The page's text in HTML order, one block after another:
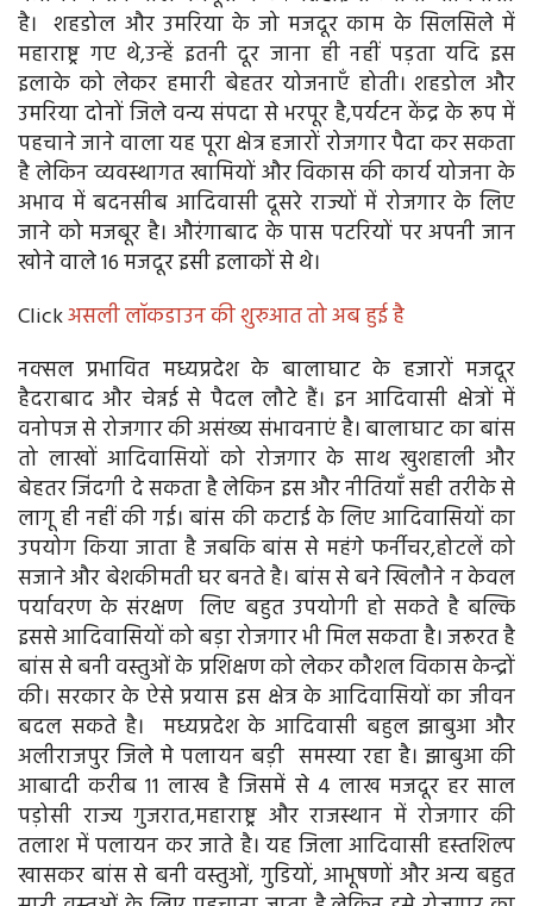
है। शहडोल और उमरिया के जो मजदूर काम के सिलसिले में
महाराष्ट्र गए थे,उन्हें इतनी दूर जाना ही नहीं पड़ता यदि इस
इलाके को लेकर हमारी बेहतर योजनाएँ होती। शहडोल और
उमरिया दोनों जिले वन्य संपदा से भरपूर है,पर्यटन केंद्र के रूप में
पहचाने जाने वाला यह पूरा क्षेत्र हजारों रोजगार पैदा कर सकता
है लेकिन व्यवस्थागत खामियों और विकास की कार्य योजना के
अभाव में बदनसीब आदिवासी दूसरे राज्यों में रोजगार के लिए
जाने को मजबूर है। औरंगाबाद के पास पटरियों पर अपनी जान
खोने वाले 16 मजदूर इसी इलाकों से थे।
Clickअसली लॉकडाउन की शुरुआत तो अब हुई है
नक्सल प्रभावित मध्यप्रदेश के बालाघाट के हजारों मजदूर
हैदराबाद और चेन्नई से पैदल लौटे हैं। इन आदिवासी क्षेत्रों में
वनोपज से रोजगार की असंख्य संभावनाएं है। बालाघाट का बांस
तो लाखों आदिवासियों को रोजगार के साथ खुशहाली और
बेहतर जिंदगी दे सकता है लेकिन इस और नीतियाँ सही तरीके से
लागू ही नहीं की गई। बांस की कटाई के लिए आदिवासियों का
उपयोग किया जाता है जबकि बांस से महंगे फर्नीचर,होटलें को
सजाने और बेशकीमती घर बनते है। बांस से बने खिलौने न केवल
पर्यावरण के संरक्षण लिए बहुत उपयोगी हो सकते है बल्कि
इससे आदिवासियों को बड़ा रोजगार भी मिल सकता है। जरूरत है
बांस से बनी वस्तुओं के प्रशिक्षण को लेकर कौशल विकास केन्द्रों
की। सरकार के ऐसे प्रयास इस क्षेत्र के आदिवासियों का जीवन
बदल सकते है। मध्यप्रदेश के आदिवासी बहुल झाबुआ और
अलीराजपुर जिले मे पलायन बड़ी समस्या रहा है। झाबुआ की
आबादी करीब 11 लाख है जिसमें से 4 लाख मजदूर हर साल
पड़ोसी राज्य गुजरात,महाराष्ट्र और राजस्थान में रोजगार की
तलाश में पलायन कर जाते है। यह जिला आदिवासी हस्तशिल्प
खासकर बांस से बनी वस्तुओं, गुडियों, आभूषणों और अन्य बहुत